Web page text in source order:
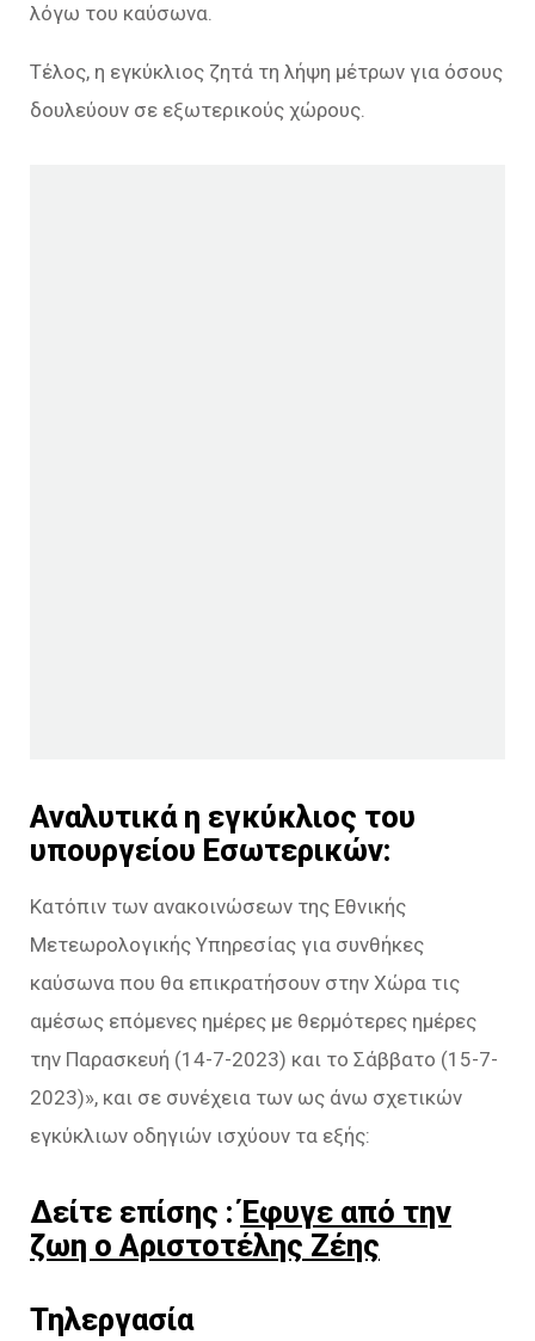
λόγω του καύσωνα.
Τέλος, η εγκύκλιος ζητά τη λήψη μέτρων για όσους
δουλεύουν σε εξωτερικούς χώρους.
Αναλυτικά η εγκύκλιος του
υπουργείου Εσωτερικών:
Κατόπιν των ανακοινώσεων της Εθνικής
Μετεωρολογικής Υπηρεσίας για συνθήκες
καύσωνα που θα επικρατήσουν στην Χώρα τις
αμέσως επόμενες ημέρες με θερμότερες ημέρες
την Παρασκευή (14-7-2023) και το Σάββατο (15-7-
2023)», και σε συνέχεια των ως άνω σχετικών
εγκύκλιων οδηγιών ισχύουν τα εξής:
Δείτε επίσης :Έφυγε από την
ζωη ο Αριστοτέλης Ζέης
Τηλεργασία